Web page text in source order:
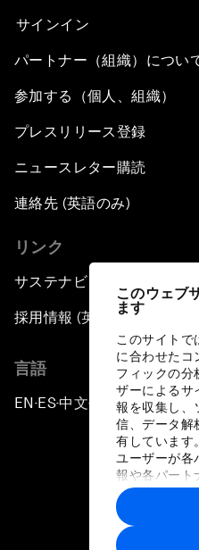
このウェブ
ます
このサイト
に合わせたコ
フィックの分
ザーによるサ
報を収集し、
信、データ解
有しています
ユーザーが各
報や各パート
に収集され
トナーによっ
す。
サインイン
パートナー（組織）につい
参加する（個人、組織）
プレスリリース登録
ニュースレター購読
連絡先 (英語のみ)
リンク
サステナビリティへの取り
採用情報 (英語のみ)
言語
EN ▪ES▪中文▪ 日本語
プライバシーポ